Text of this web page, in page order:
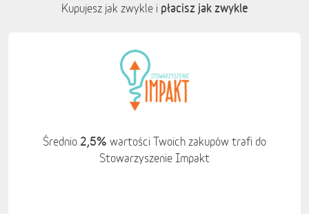
Kupujesz jak zwykle i płacisz jak zwykle
Średnio 2,5% wartości Twoich zakupów trafi do
Stowarzyszenie Impakt